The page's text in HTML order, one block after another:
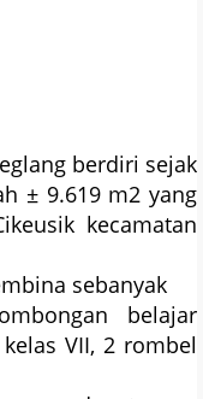
berdiri sejak
± 9.619 m2 yang
kecamatan
sebanyak
belajar
VII, 2 rombel